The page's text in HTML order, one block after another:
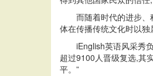
而随着时代的进步
体在传播传统文化时以
iEnglish英语风采秀
超过9100人晋级复选,其
平。”